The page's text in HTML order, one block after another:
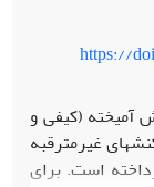
شده است. جهت
تجزیه و تحلیل داده‌ها از نرم­افزار MAXQDA 18 و PLS-Smart 3
مدل شایستگی
مهارتی،
حرفه‌ای، توسعه
گروه‌های کاری
نگرشی،
https://
آمیخته (کیفی و
غیرمترقبه
است. برای